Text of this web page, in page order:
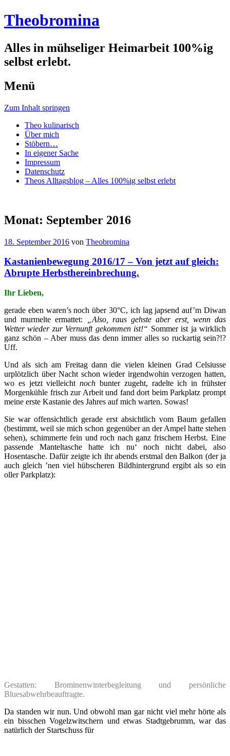
Theobromina
Alles in mühseliger Heimarbeit 100%ig
selbst erlebt.
Menü
Zum Inhalt springen
Theo kulinarisch
Über mich
Stöbern…
In eigener Sache
Impressum
Datenschutz
Theos Alltagsblog – Alles 100%ig selbst erlebt
Monat: September 2016
18. September 2016 von Theobromina
Kastanienbewegung 2016/17 – Von jetzt auf gleich:
Abrupte Herbsthereinbrechung.
Ihr Lieben,
gerade eben waren’s noch über 30°C, ich lag japsend auf’m Diwan
und murmelte ermattet:
„Also, raus gehste aber erst, wenn das
Wetter wieder zur Vernunft gekommen ist!“ Sommer ist ja wirklich
ganz schön – Aber muss das denn immer alles so ruckartig sein?!?
Uff.
Und als sich am Freitag dann die vielen kleinen Grad Celsiusse
urplötzlich über Nacht schon wieder irgendwohin verzogen hatten,
wo es jetzt vielleichtnoch bunter zugeht, radelte ich in frühster
Morgenkühle frisch zur Arbeit und fand dort beim Parkplatz prompt
meine erste Kastanie des Jahres auf mich warten. Sowas!
Sie war offensichtlich gerade erst absichtlich vom Baum gefallen
(bestimmt, weil sie mich schon gegenüber an der Ampel hatte stehen
sehen), schimmerte fein und roch nach ganz frischem Herbst. Eine
passende Manteltasche hatte ich nu‘ noch nicht dabei, also
Hosentasche. Dafür zeigte ich ihr abends erstmal den Balkon (der ja
auch gleich ’nen viel hübscheren Bildhintergrund ergibt als so ein
oller Parkplatz):
Gestatten: Brominenwinterbegleitung und persönliche
Bluesabwehrbeauftragte.
Da standen wir nun. Und obwohl man gar nicht viel mehr hörte als
ein bisschen Vogelzwitschern und etwas Stadtgebrumm, war das
natürlich der Startschuss für